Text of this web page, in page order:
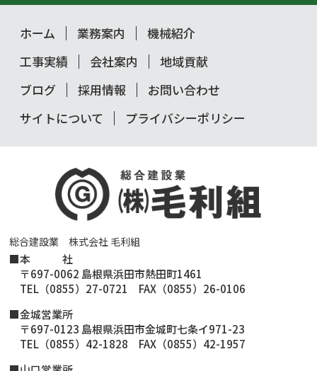
総合建設業 株式会社 毛利組
■本 社
〒697-0062 島根県浜田市熱田町1461
TEL（0855）27-0721 FAX（0855）26-0106
■金城営業所
〒697-0123 島根県浜田市金城町七条イ971-23
TEL（0855）42-1828 FAX（0855）42-1957
ホーム 業務案内
機械紹介
工事実績
会社案内
地域貢献
ブログ
採用情報
お問い合わせ
サイトについて
プライバシーポリシー